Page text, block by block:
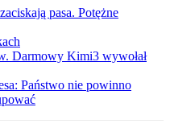
pasa. Potężne
Darmowy Kimi3 wywołał
Państwo nie powinno